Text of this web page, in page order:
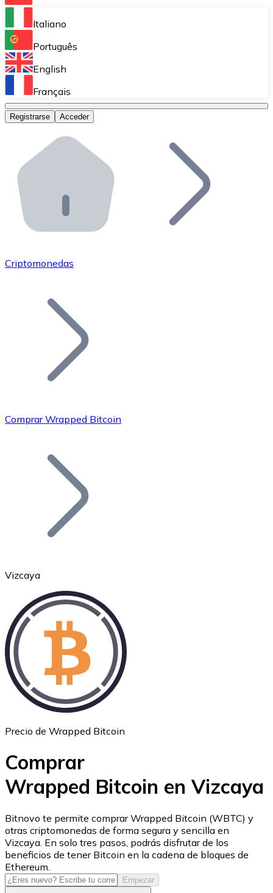
Bitnovo Ramp
Integra nuestra solución en tu plataforma.
Bitnovo Giftcards
Bitnovo OTC
Bitnovo ATM
Integra un ATM Bitnovo en tu negocio y permite que
Bitnovo API
Integra nuestra API en tu ecosistema.
Únete a nuestra red de distribuidores.
Añade tu proyecto a nuestro ecosistema.
Bitcoin
Ethereum
USD Coin
USDC
Italiano
Português
English
Français
Registrarse Acceder
Criptomonedas
Comprar Wrapped Bitcoin
Vizcaya
Precio de Wrapped Bitcoin
Comprar
Wrapped Bitcoin en Vizcaya
Bitnovo te permite comprar Wrapped Bitcoin (WBTC) y
otras criptomonedas de forma segura y sencilla en
Vizcaya. En solo tres pasos, podrás disfrutar de los
beneficios de tener Bitcoin en la cadena de bloques de
Ethereum.
Empezar